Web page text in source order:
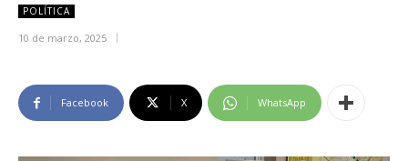
POLÍTICA
10 de marzo, 2025
Facebook X WhatsApp